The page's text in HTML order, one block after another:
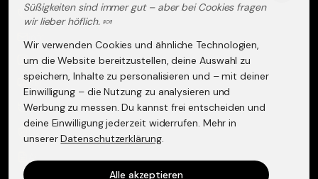
+49 (0) 6249 - 293158
@lakritzspezialitaeten
Versand & Lieferung
Widerruf & Rückgabe
Datenschutzerklärung
Süßigkeiten sind immer gut – aber bei Cookies fragen
wir lieber höflich. 🍬
Wir verwenden Cookies und ähnliche Technologien,
um die Website bereitzustellen, deine Auswahl zu
speichern, Inhalte zu personalisieren und – mit deiner
Einwilligung – die Nutzung zu analysieren und
Werbung zu messen. Du kannst frei entscheiden und
deine Einwilligung jederzeit widerrufen. Mehr in
unserer Datenschutzerklärung.
Alle akzeptieren